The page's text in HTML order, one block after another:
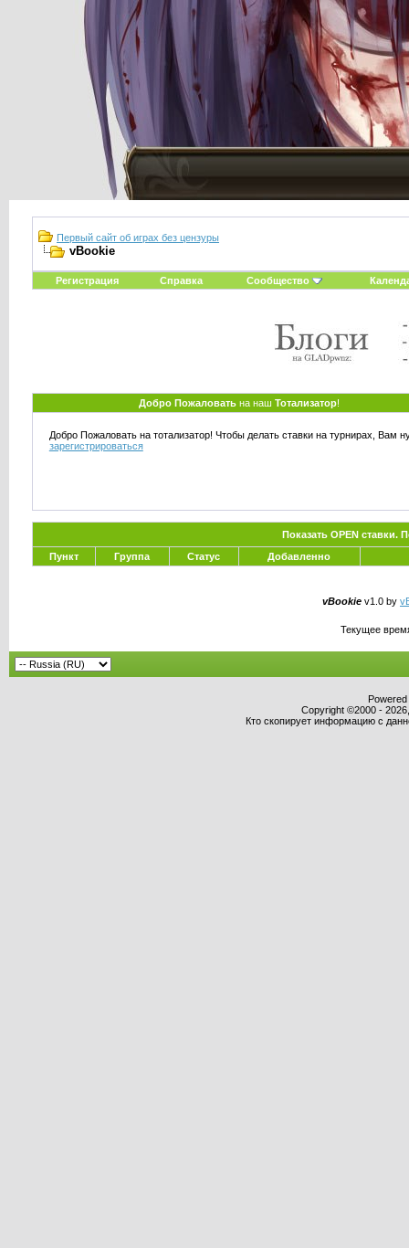
Первый сайт об играх без цензуры
vBookie
Регистрация Справка Сообщество
Добро Пожаловать на нашТотализатор!
Добро Пожаловать на тотализатор! Чтобы делать ставки на турнирах, Вам
зарегистрироваться
Показать OPEN ставки.
Пункт
Группа Статус Добавленно
vBookiev1.0 by
Текущее
Copyright ©2000 -
Кто скопирует информацию с